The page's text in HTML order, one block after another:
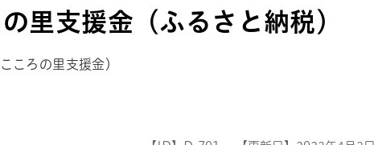
里支援金（ふるさと納税）
ころの里支援金）